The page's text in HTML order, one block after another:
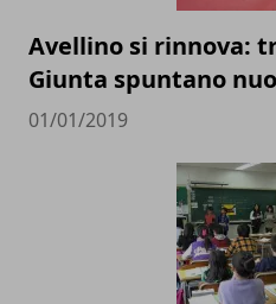
Avellino si rinnova:
Giunta spuntano
01/01/2019